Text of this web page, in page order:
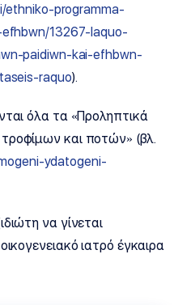
ethniko-programma-
13267-laquo-
paidiwn-kai-efhbwn-
raquo).
όλα τα «Προληπτικά
και ποτών» (βλ.
ydatogeni-
να γίνεται
ιατρό έγκαιρα